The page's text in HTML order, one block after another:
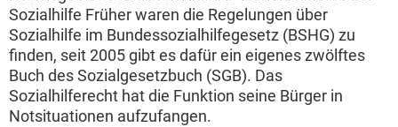
Sozialhilfe Früher waren die Regelungen über
Sozialhilfe im Bundessozialhilfegesetz (BSHG) zu
finden, seit 2005 gibt es dafür ein eigenes zwölftes
Buch des Sozialgesetzbuch (SGB). Das
Sozialhilferecht hat die Funktion seine Bürger in
Notsituationen aufzufangen.